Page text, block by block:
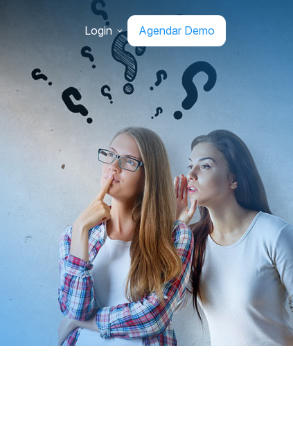
Login Agendar Demo